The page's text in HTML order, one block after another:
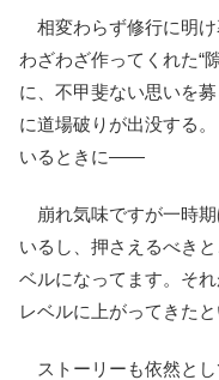
相変わらず修行に明
わざわざ作ってくれた“
に、不甲斐ない思いを
に道場破りが出没する
いるときに――
崩れ気味ですが一時期
いるし、押さえるべき
ベルになってます。そ
レベルに上がってきたと
ストーリーも依然と